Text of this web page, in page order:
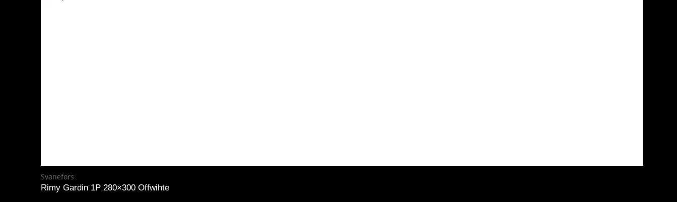
Svanefors
Rimy Gardin 1P 280×300 Offwihte